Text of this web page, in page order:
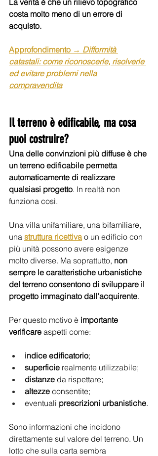
costa molto meno di un errore di
acquisto.
Approfondimento → Difformità
catastali: come riconoscerle, risolverle
ed evitare problemi nella
compravendita
Il terreno è edificabile, ma cosa
puoi costruire?
Una delle convinzioni più diffuse è che
un terreno edificabile permetta
automaticamente di realizzare
qualsiasi progetto. In realtà non
funziona così.
Una villa unifamiliare, una bifamiliare,
una struttura ricettiva o un edificio con
più unità possono avere esigenze
molto diverse. Ma soprattutto, non
sempre le caratteristiche urbanistiche
del terreno consentono di sviluppare il
progetto immaginato dall'acquirente.
Per questo motivo è importante
verificare aspetti come:
indice edificatorio;
superficie realmente utilizzabile;
distanze da rispettare;
altezze consentite;
eventuali prescrizioni urbanistiche.
Sono informazioni che incidono
direttamente sul valore del terreno. Un
lotto che sulla carta sembra